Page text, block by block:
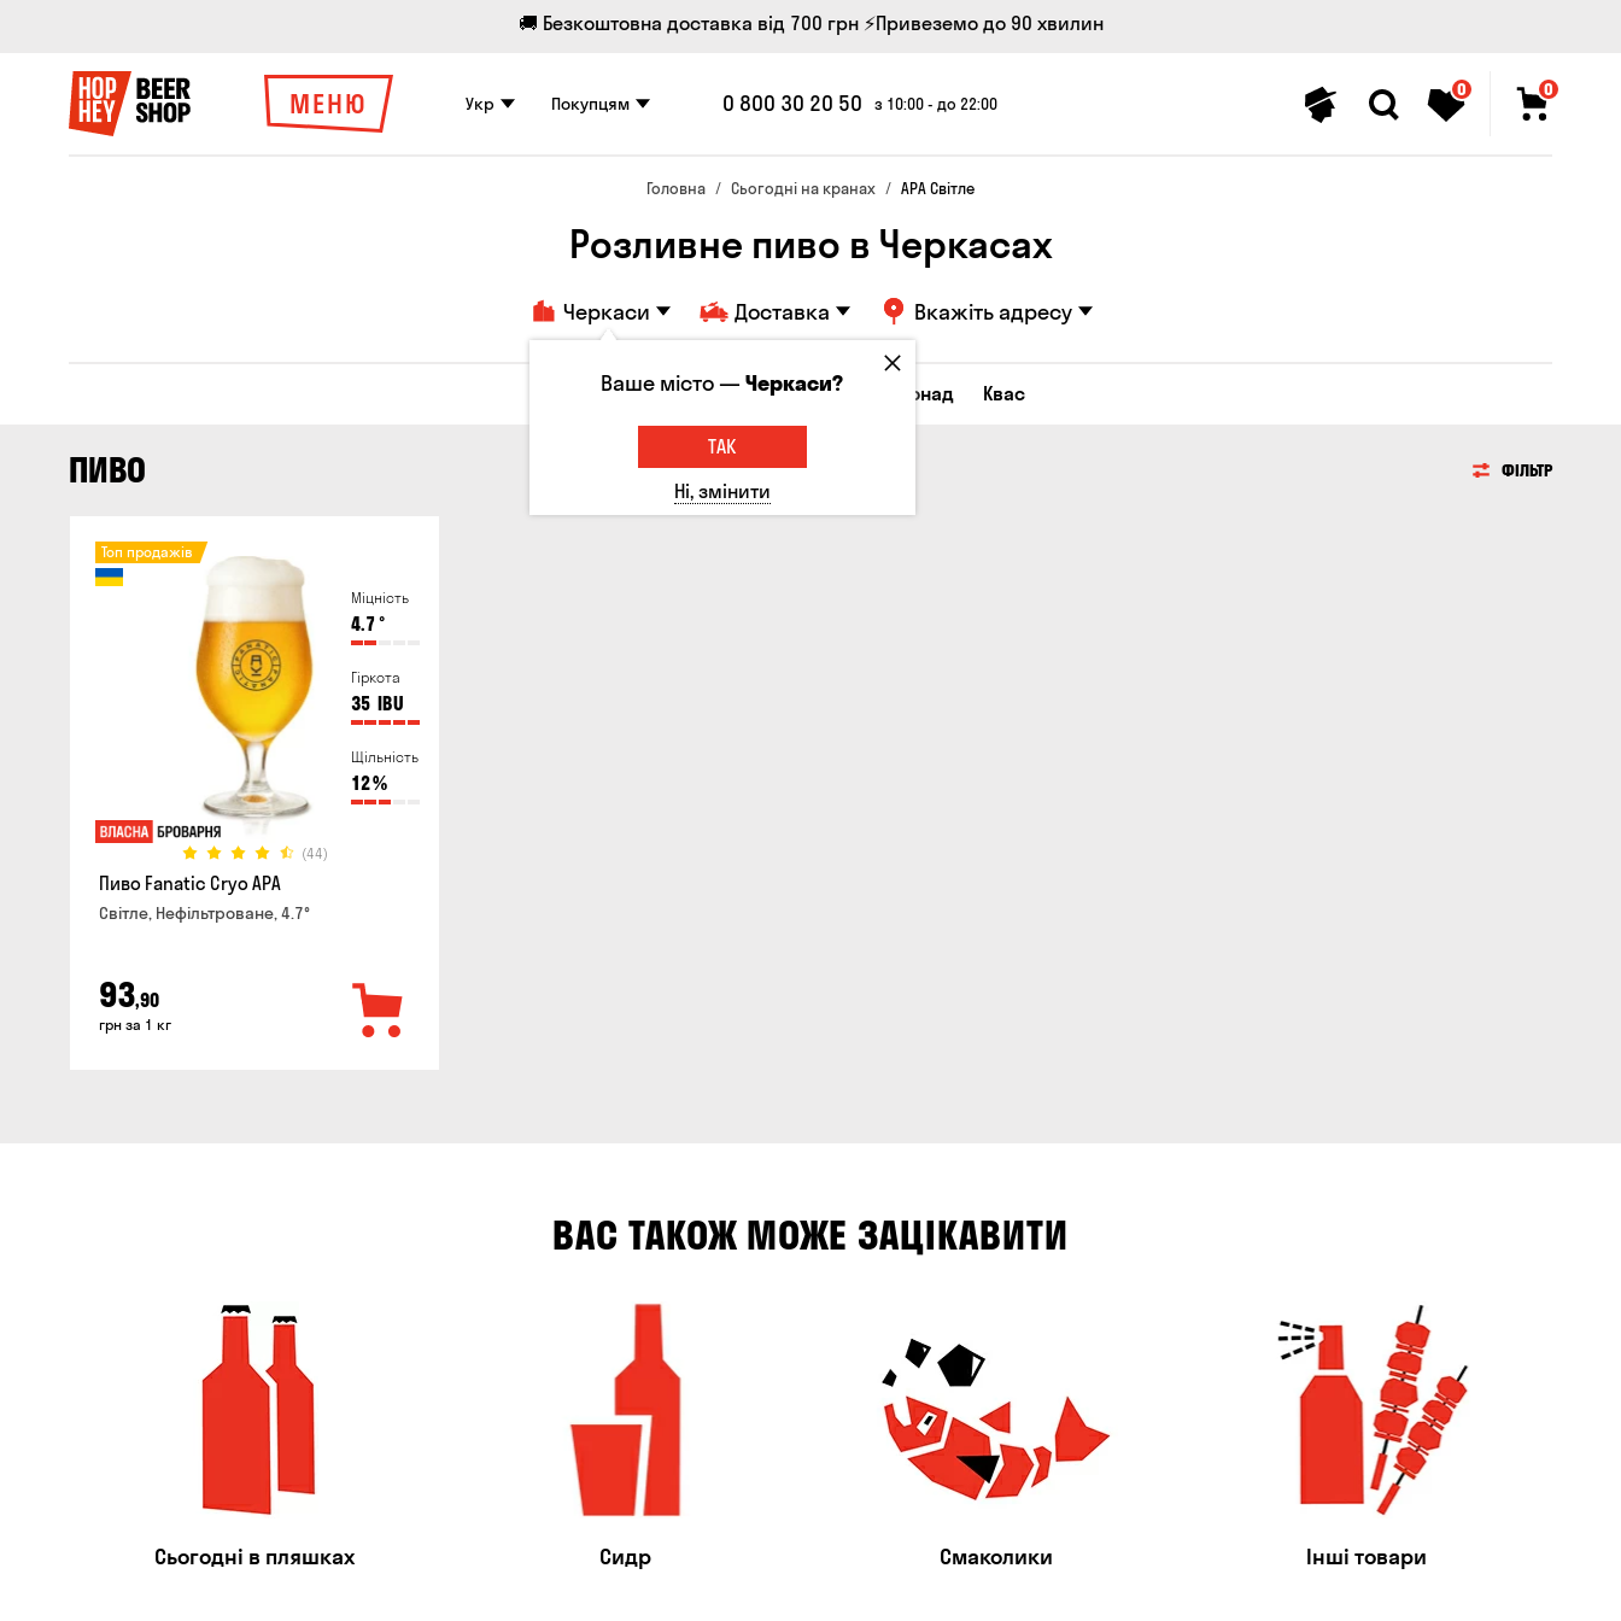
🚚 Безкоштовна доставка від 700 грн ⚡Привеземо до 90 хвилин
МЕНЮ Укр Покупцям 0 800 30 20 50 з 10:00 - до 22:00
0 0
Головна Сьогодні на кранах APA Світле
Розливне пиво в Черкасах
Черкаси Доставка Вкажіть адресу
Всі товари Пиво Сидр Лимонад Квас
ПИВО ФІЛЬТР
Міцність
4.7°
Гіркота
35 IBU
Щільність
12%
(44)
Топ продажів
Пиво Fanatic Cryo APA
Світле, Нефільтроване, 4.7°
93,90
грн за 1 кг
ВАС ТАКОЖ МОЖЕ ЗАЦІКАВИТИ
Сьогодні в пляшках Сидр Смаколики Інші товари
Ваше місто —Черкаси?
ТАК
Ні, змінити